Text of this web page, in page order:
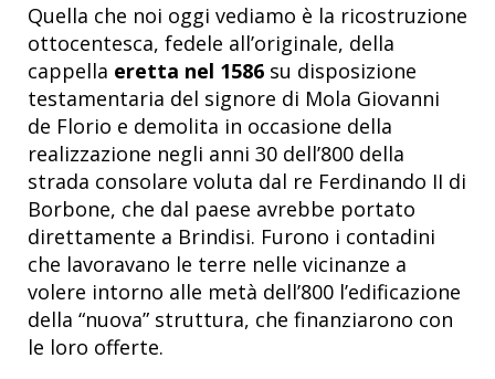
Quella che noi oggi vediamo è la ricostruzione
ottocentesca, fedele all’originale, della
cappella eretta nel 1586 su disposizione
testamentaria del signore di Mola Giovanni
de Florio e demolita in occasione della
realizzazione negli anni 30 dell’800 della
strada consolare voluta dal re Ferdinando II di
Borbone, che dal paese avrebbe portato
direttamente a Brindisi. Furono i contadini
che lavoravano le terre nelle vicinanze a
volere intorno alle metà dell’800 l’edificazione
della “nuova” struttura, che finanziarono con
le loro offerte.